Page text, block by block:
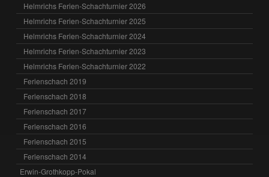
Helmrichs Ferien-Schachturnier 2026
Helmrichs Ferien-Schachturnier 2025
Helmrichs Ferien-Schachturnier 2024
Helmrichs Ferien-Schachturnier 2023
Helmrichs Ferien-Schachturnier 2022
Ferienschach 2019
Ferienschach 2018
Ferienschach 2017
Ferienschach 2016
Ferienschach 2015
Ferienschach 2014
Erwin-Grothkopp-Pokal